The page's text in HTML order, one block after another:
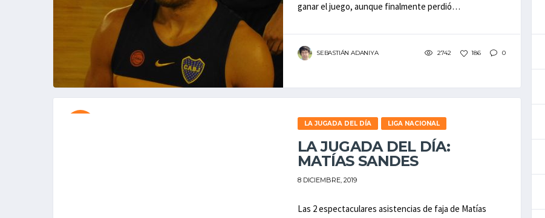
ganar el juego, aunque finalmente perdió…
SEBASTIÁN ADANIYA 2742 186 0
LA JUGADA DEL DÍA LIGA NACIONAL
LA JUGADA DEL DÍA:
MATÍAS SANDES
8 DICIEMBRE, 2019
Las 2 espectaculares asistencias de faja de Matías